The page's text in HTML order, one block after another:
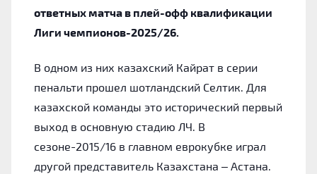
ответных матча в плей-офф квалификации
Лиги чемпионов-2025/26.
В одном из них казахский Кайрат в серии
пенальти прошел шотландский Селтик. Для
казахской команды это исторический первый
выход в основную стадию ЛЧ. В
сезоне-2015/16 в главном еврокубке играл
другой представитель Казахстана – Астана.